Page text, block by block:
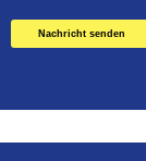
Nachricht senden